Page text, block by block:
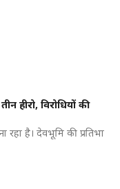
हीरो, विरोधियों की
रहा है। देवभूमि की प्रतिभा